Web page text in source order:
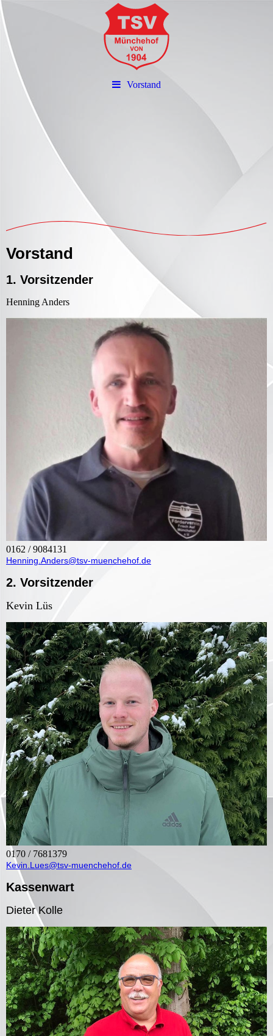
Vorstand
Vorstand
1. Vorsitzender
Henning Anders
0162 / 9084131
Henning.Anders@tsv-muenchehof.de
2. Vorsitzender
Kevin Lüs
0170 / 7681379
Kevin.Lues@tsv-muenchehof.de
Kassenwart
Dieter Kolle